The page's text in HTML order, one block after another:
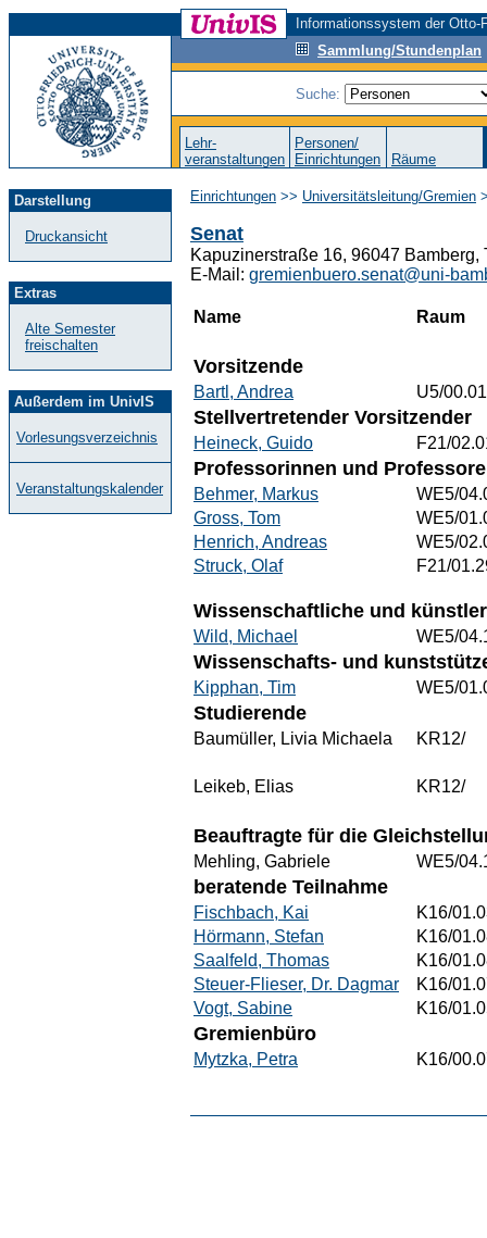
Informationssystem der
Sammlung/Stundenplan
Suche:
Lehr-
veranstaltungen
Personen/
Einrichtungen
Räume
Darstellung
Druckansicht
Extras
Alte Semester
freischalten
Außerdem im UnivIS
Vorlesungsverzeichnis
Veranstaltungskalender
Einrichtungen >> Universitätsleitung/Gremien
Senat
Kapuzinerstraße 16, 96047 Bamberg,
E-Mail: gremienbuero.senat@uni-
Name Raum
Vorsitzende
Bartl, Andrea U5/00.01
Stellvertretender Vorsitzender
Heineck, Guido F21/
Professorinnen und
Behmer, Markus
WE5/
Gross, Tom
WE5/
Henrich, Andreas
WE5/
Struck, Olaf
F21/
Wissenschaftliche und
Wild, Michael WE5/
Wissenschafts- und
Kipphan, Tim WE5/
Studierende
Baumüller, Livia Michaela KR12/
Leikeb, Elias KR12/
Beauftragte für die
Mehling, Gabriele WE5/
beratende Teilnahme
Fischbach, Kai
K16/
Hörmann, Stefan
K16/
Saalfeld, Thomas
K16/
Steuer-Flieser, Dr. Dagmar
K16/
Vogt, Sabine
K16/
Gremienbüro
Mytzka, Petra K16/